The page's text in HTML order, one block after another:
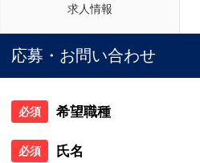
求人情報
応募・お問い合わせ
必須 希望職種
必須 氏名